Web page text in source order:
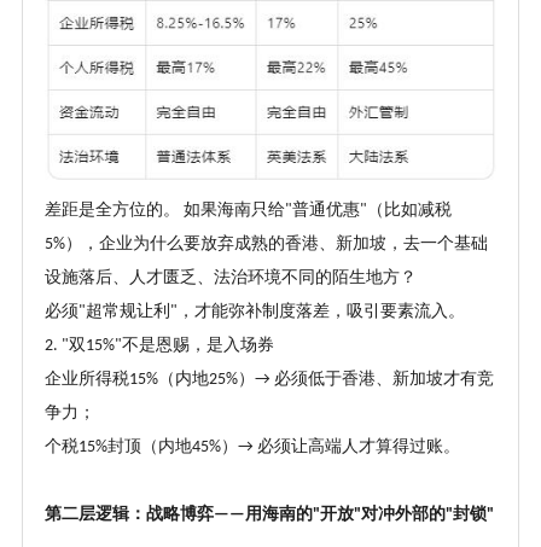
差距是全方位的。 如果海南只给"普通优惠" （比如减税
5%），企业为什么要放弃成熟的香港、新加坡，去一个基础
设施落后、人才匮乏、法治环境不同的陌生地方？
必须"超常规让利 " ，才能弥补制度落差，吸引要素流入。
2. "双15%"不是恩赐，是入场券
企业所得税15%（内地25%） → 必须低于香港、新加坡才有竞
争力；
个税15%封顶（内地45%） → 必须让高端人才算得过账。
第二层逻辑：战略博弈——用海南的"开放"对冲外部的"封锁"